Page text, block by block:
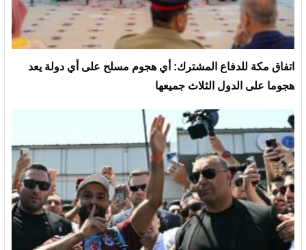
‏اتفاق مكة للدفاع المشترك: أي هجوم مسلح على أي دولة يعد
هجوما على الدول الثلاث جميعها